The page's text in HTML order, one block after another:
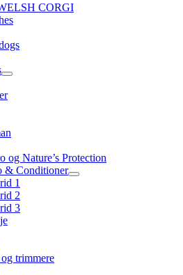
CORGI
og Nature’s Protection
& Conditioner
1
2
3
trimmere